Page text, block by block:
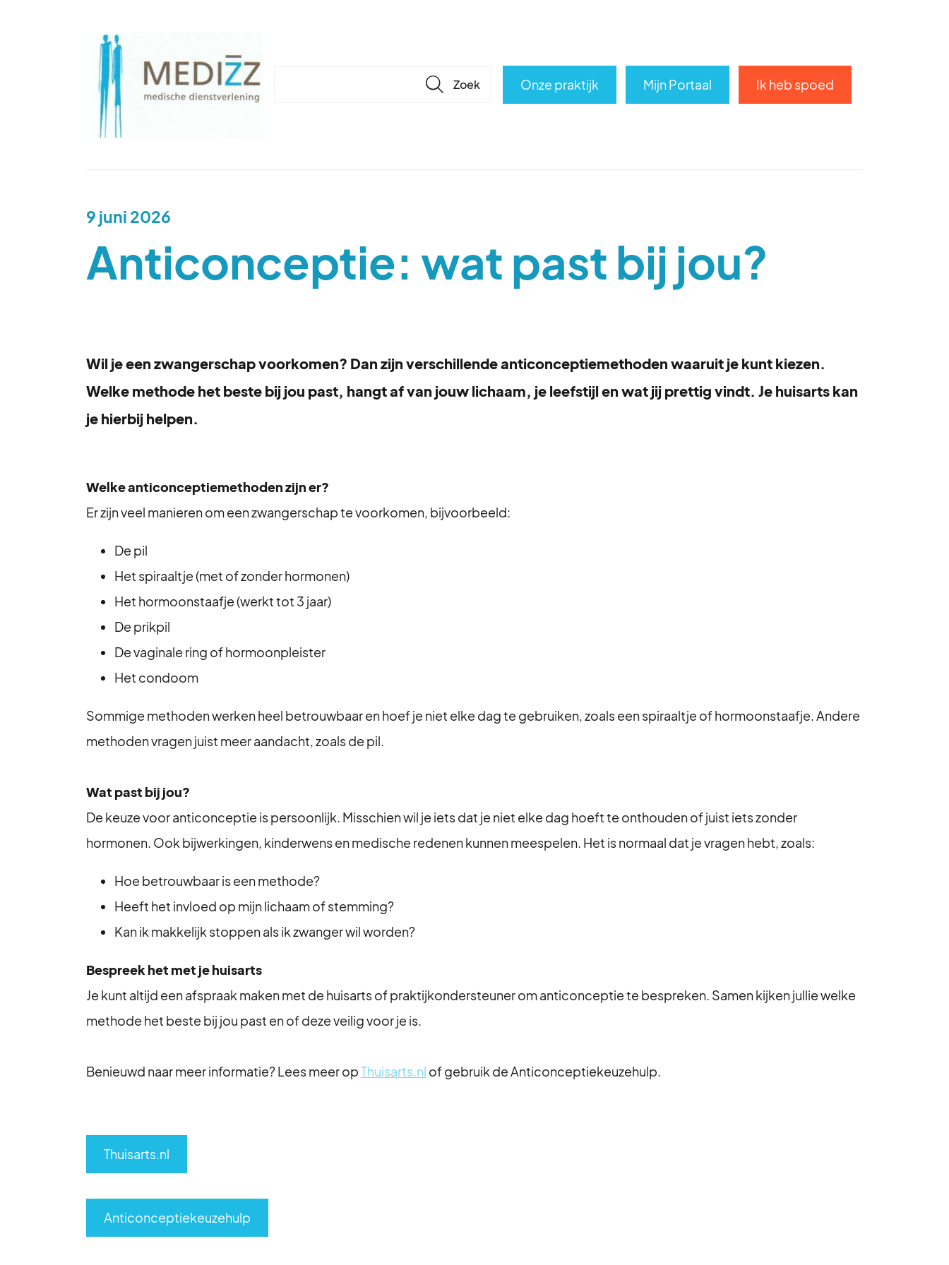
🔎 Onze praktijk Mijn Portaal Ik heb spoed
9 juni 2026
Anticonceptie: wat past bij jou?
Wil je een zwangerschap voorkomen? Dan zijn verschillende anticonceptiemethoden waaruit je kunt kiezen.
Welke methode het beste bij jou past, hangt af van jouw lichaam, je leefstijl en wat jij prettig vindt. Je huisarts kan
je hierbij helpen.
Welke anticonceptiemethoden zijn er?
Er zijn veel manieren om een zwangerschap te voorkomen, bijvoorbeeld:
De pil
Het spiraaltje (met of zonder hormonen)
Het hormoonstaafje (werkt tot 3 jaar)
De prikpil
De vaginale ring of hormoonpleister
Het condoom
Sommige methoden werken heel betrouwbaar en hoef je niet elke dag te gebruiken, zoals een spiraaltje of hormoonstaafje. Andere
methoden vragen juist meer aandacht, zoals de pil.
Wat past bij jou?
De keuze voor anticonceptie is persoonlijk. Misschien wil je iets dat je niet elke dag hoeft te onthouden of juist iets zonder
hormonen. Ook bijwerkingen, kinderwens en medische redenen kunnen meespelen. Het is normaal dat je vragen hebt, zoals:
Hoe betrouwbaar is een methode?
Heeft het invloed op mijn lichaam of stemming?
Kan ik makkelijk stoppen als ik zwanger wil worden?
Bespreek het met je huisarts
Je kunt altijd een afspraak maken met de huisarts of praktijkondersteuner om anticonceptie te bespreken. Samen kijken jullie welke
methode het beste bij jou past en of deze veilig voor je is.
Benieuwd naar meer informatie? Lees meer opThuisarts.nl of gebruik de Anticonceptiekeuzehulp.
Thuisarts.nl
Anticonceptiekeuzehulp